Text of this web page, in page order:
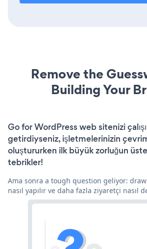
Remove the
Building Your
Go for WordPress web sitenizi
getirdiyseniz, işletmelerinizin
oluştururken ilk büyük zorluğun
tebrikler!
Ama sonra a tough question geliyor:
nasıl yapılır ve daha fazla ziyaretçi nasıl